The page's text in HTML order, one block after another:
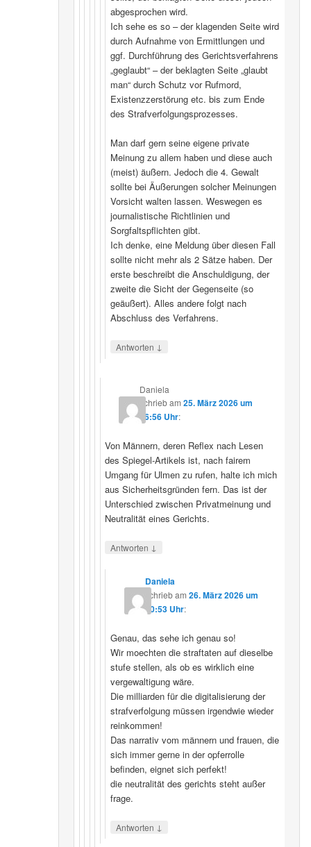
abgesprochen wird.
Ich sehe es so – der klagenden Seite wird
durch Aufnahme von Ermittlungen und
ggf. Durchführung des Gerichtsverfahrens
„geglaubt“ – der beklagten Seite „glaubt
man“ durch Schutz vor Rufmord,
Existenzzerstörung etc. bis zum Ende
des Strafverfolgungsprozesses.
Man darf gern seine eigene private
Meinung zu allem haben und diese auch
(meist) äußern. Jedoch die 4. Gewalt
sollte bei Äußerungen solcher Meinungen
Vorsicht walten lassen. Weswegen es
journalistische Richtlinien und
Sorgfaltspflichten gibt.
Ich denke, eine Meldung über diesen Fall
sollte nicht mehr als 2 Sätze haben. Der
erste beschreibt die Anschuldigung, der
zweite die Sicht der Gegenseite (so
geäußert). Alles andere folgt nach
Abschluss des Verfahrens.
Antworten ↓
Daniela
schriebam25. März 2026 um
16:56 Uhr:
Von Männern, deren Reflex nach Lesen
des Spiegel-Artikels ist, nach fairem
Umgang für Ulmen zu rufen, halte ich mich
aus Sicherheitsgründen fern. Das ist der
Unterschied zwischen Privatmeinung und
Neutralität eines Gerichts.
Antworten ↓
Daniela
schriebam 26. März 2026 um
10:53 Uhr:
Genau, das sehe ich genau so!
Wir moechten die straftaten auf dieselbe
stufe stellen, als ob es wirklich eine
vergewaltigung wäre.
Die milliarden für die digitalisierung der
strafverfolgung müssen irgendwie wieder
reinkommen!
Das narrativ vom männern und frauen, die
sich immer gerne in der opferrolle
befinden, eignet sich perfekt!
die neutralität des gerichts steht außer
frage.
Antworten ↓